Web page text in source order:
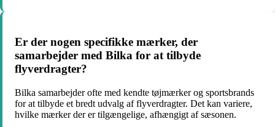
Er der nogen specifikke mærker, der
samarbejder med Bilka for at tilbyde
flyverdragter?
Bilka samarbejder ofte med kendte tøjmærker og sportsbrands
for at tilbyde et bredt udvalg af flyverdragter. Det kan variere,
hvilke mærker der er tilgængelige, afhængigt af sæsonen.